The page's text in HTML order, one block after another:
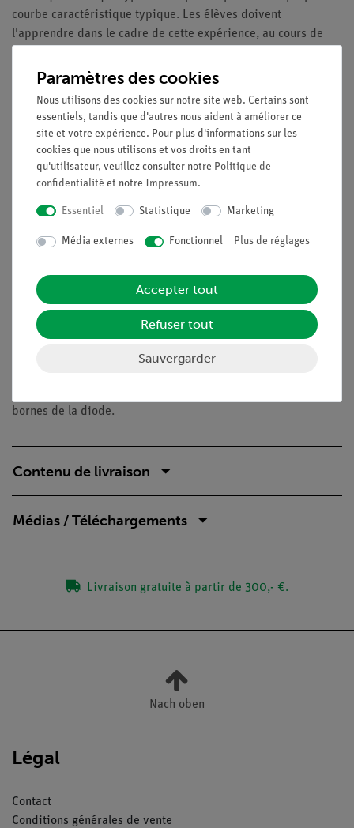
courbe caractéristique typique. Les élèves doivent
l'apprendre dans le cadre de cette expérience, au cours de
caractéristique d'une diode au silicium.
Avantages
Aucun câble de connexion supplémentaire n'est
nécessaire entre les blocs de construction - schéma clair
et installation rapide
Sécurité des contacts grâce au système de blocs-puzzle
Contacts plaqués or sans corrosion
le dessus, les composants réels sont visibles à
Objectifs
Quelles propriétés d'une diode peuvent être déduites de sa
bornes de la diode.
Contenu de livraison
Médias / Téléchargements
Livraison gratuite à partir de 300,- €.
Nach oben
Légal
Contact
Conditions générales de vente
Paramètres des cookies
Nous utilisons des cookies sur notre site web. Certains sont
essentiels, tandis que d'autres nous aident à améliorer ce
site et votre expérience. Pour plus d'informations sur les
cookies que nous utilisons et vos droits en tant
qu'utilisateur, veuillez consulter notre Politique de
confidentialité et notre Impressum.
Essentiel Statistique Marketing
Média externes Fonctionnel Plus de réglages
Accepter tout
Refuser tout
Sauvergarder